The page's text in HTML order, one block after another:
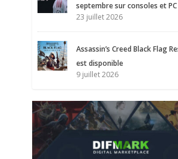
septembre sur consoles et PC
23 juillet 2026
Assassin’s Creed Black Flag
est disponible
9 juillet 2026